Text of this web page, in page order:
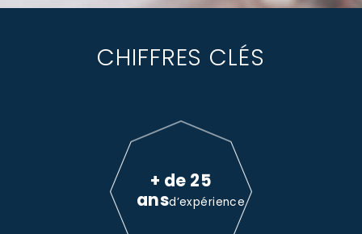
CHIFFRES CLÉS
+ de 25
ansd’expérience